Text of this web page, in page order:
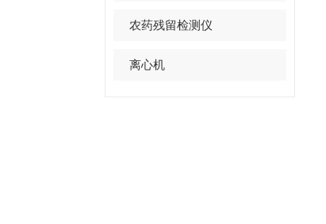
农药残留检测仪
离心机